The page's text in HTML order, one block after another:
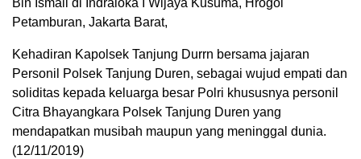
Bin Ismail di Indraloka I Wijaya Kusuma, Hrogol
Petamburan, Jakarta Barat,
Kehadiran Kapolsek Tanjung Durrn bersama jajaran
Personil Polsek Tanjung Duren, sebagai wujud empati dan
soliditas kepada keluarga besar Polri khususnya personil
Citra Bhayangkara Polsek Tanjung Duren yang
mendapatkan musibah maupun yang meninggal dunia.
(12/11/2019)